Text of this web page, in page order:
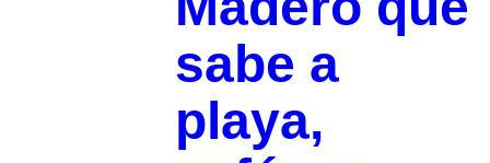
sabe a
playa,